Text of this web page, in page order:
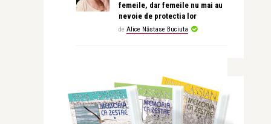
femeile, dar femeile nu mai au
nevoie de protectia lor
de Alice Năstase Buciuta